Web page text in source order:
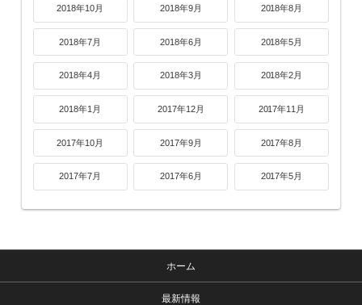
2018年10月 2018年9月 2018年8月
2018年7月 2018年6月 2018年5月
2018年4月 2018年3月 2018年2月
2018年1月 2017年12月 2017年11月
2017年10月 2017年9月 2017年8月
2017年7月 2017年6月 2017年5月
ホーム
最新情報